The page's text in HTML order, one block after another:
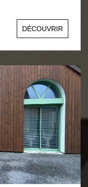
vitrage bois.
DÉCOUVRIR